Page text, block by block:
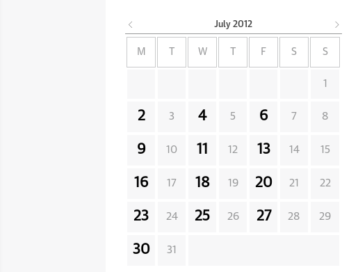
July 2012
M W F S S
1
2 3 4 5 6 7 8
9 10 11 12 13 14 15
16 17 18 19 20 21 22
23 24 25 26 27 28 29
30 31